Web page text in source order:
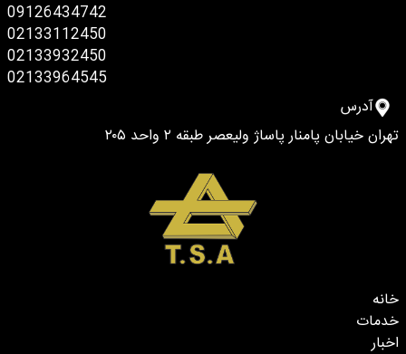
09126434742
02133112450
02133932450
02133964545
آدرس
تهران خیابان پامنار پاساژ ولیعصر طبقه ۲ واحد ۲۰۵
خانه
خدمات
اخبار